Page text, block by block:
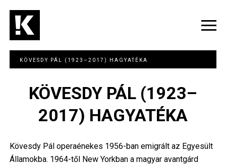
tartalomra
KÖVESDY PÁL (1923–2017) HAGYATÉKA
KÖVESDY PÁL (1923–
2017) HAGYATÉKA
Kövesdy Pál operaénekes 1956-ban emigrált az Egyesült
Államokba. 1964-től New Yorkban a magyar avantgárd